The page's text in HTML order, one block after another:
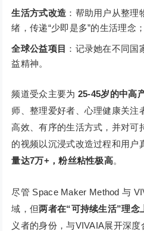
生活方式改造 ：帮助用户从整
绪，传递“少即是多”的生活理念；
全球公益项目 ：记录她在不同国
益精神。
频道受众主要为 25-45岁的中高
师、整理爱好者、心理健康关注
高效、有序的生活方式，并对可
的视频以沉浸式改造过程和用户
量达7万+，粉丝粘性极高。
尽管 Space Maker Method 与
域，但两者在“可持续生活”理念
义者的身份，与VIVAIA展开深